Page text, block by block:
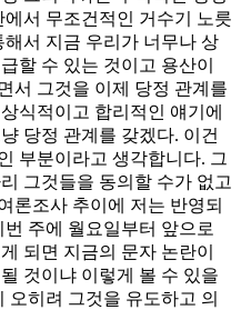
서 무조건적인 거수기 노릇
서 지금 우리가 너무나 상
할 수 있는 것이고 용산이
서 그것을 이제 당정 관계를
식적이고 합리적인 얘기에
당정 관계를 갖겠다. 이건
부분이라고 생각합니다. 그
그것들을 동의할 수가 없고
론조사 추이에 저는 반영되
주에 월요일부터 앞으로
되면 지금의 문자 논란이
것이냐 이렇게 볼 수 있을
오히려 그것을 유도하고 의